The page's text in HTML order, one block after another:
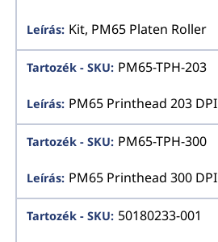
Kit, PM65 Platen Roller
PM65-TPH-203
PM65 Printhead 203 DPI
PM65-TPH-300
PM65 Printhead 300 DPI
50180233-001